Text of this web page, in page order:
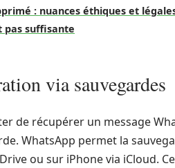
: nuances éthiques et
pas suffisante
via sauvegardes
de récupérer un message
WhatsApp permet la
ou sur iPhone via iCloud.